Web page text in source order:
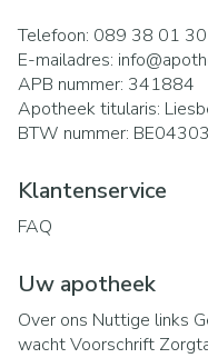
Telefoon: 089 38 01 30
E-mailadres: info@
APB nummer: 341884
Apotheek titularis:
BTW nummer:
Klantenservice
FAQ
Uw apotheek
Over ons Nuttige links
wachtVoorschrift